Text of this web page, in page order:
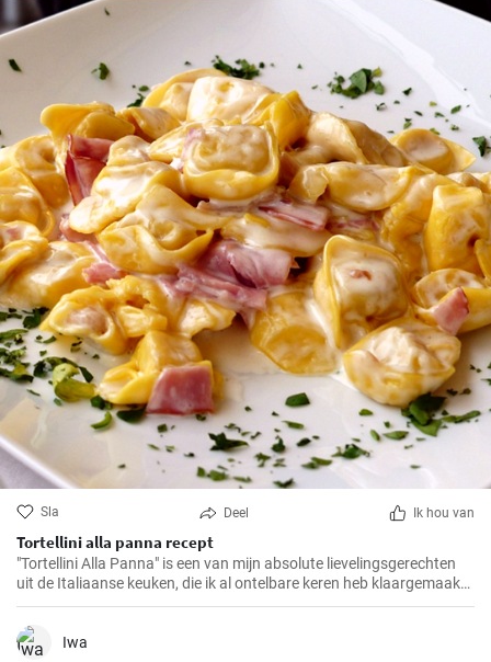
Sla Deel Ik hou van
Tortellini alla panna recept
"Tortellini Alla Panna" is een van mijn absolute lievelingsgerechten
uit de Italiaanse keuken, die ik al ontelbare keren heb klaargemaakt
voor familie en vrienden. Deze romige pasta met de smaak van
prosciutto en parmezaan zal gegarandeerd in de smaak vallen bij
elk gehemelte. Ik kan de combinatie van zachte tortellini,
Iwa